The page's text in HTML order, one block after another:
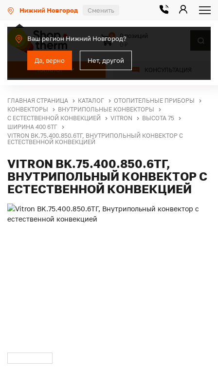
Нижний Новгород Сменить
Ваш регион Нижний Новгород?
Да, верно Нет, другой
КАТАЛОГ КОНСУЛЬТАЦИЯ
0
0 позиций
ГЛАВНАЯ СТРАНИЦА КАТАЛОГ
ОТОПИТЕЛЬНЫЕ ПРИБОРЫ
КОНВЕКТОРЫ
ВНУТРИПОЛЬНЫЕ КОНВЕКТОРЫ
С ЕСТЕСТВЕННОЙ КОНВЕКЦИЕЙ
VITRON
ВЫСОТА 75
ШИРИНА 400 6ТГ
VITRON BK.75.400.850.6ТГ, ВНУТРИПОЛЬНЫЙ КОНВЕКТОР С
ЕСТЕСТВЕННОЙ КОНВЕКЦИЕЙ
VITRON BK.75.400.850.6ТГ,
ВНУТРИПОЛЬНЫЙ КОНВЕКТОР С
ЕСТЕСТВЕННОЙ КОНВЕКЦИЕЙ